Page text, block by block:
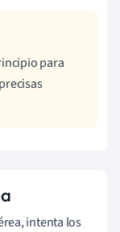
para
intenta los